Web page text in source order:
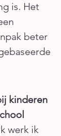
is. Het
beter
kinderen
werk ik